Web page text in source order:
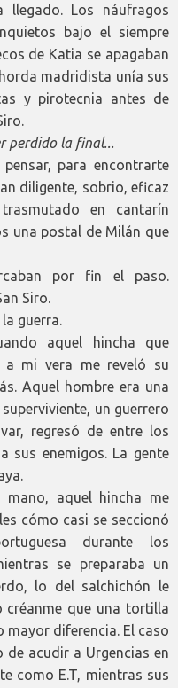
Los náufragos
bajo el siempre
de Katia se apagaban
madridista unía sus
y pirotecnia antes de
perdido la final...
para encontrarte
diligente, sobrio, eficaz
en cantarín
una postal de Milán que
por fin el paso.
Siro.
guerra.
aquel hincha que
a mi vera me reveló su
Aquel hombre era una
un guerrero
regresó de entre los
sus enemigos. La gente
aquel hincha me
cómo casi se seccionó
durante los
se preparaba un
lo del salchichón le
créanme que una tortilla
diferencia. El caso
acudir a Urgencias en
como E.T, mientras sus